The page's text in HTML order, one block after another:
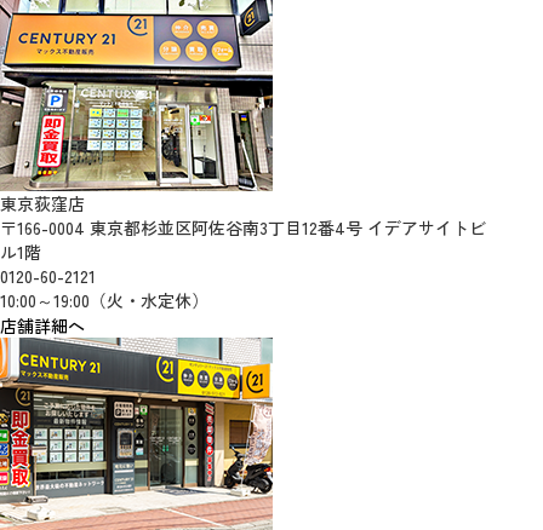
東京荻窪店
〒166-0004 東京都杉並区阿佐谷南3丁目12番4号 イデアサイトビ
ル1階
0120-60-2121
10:00～19:00（火・水定休）
店舗詳細へ